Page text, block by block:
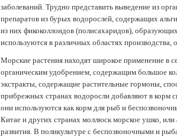
заболеваний. Трудно представить выведение из
препаратов из бурых водорослей, содержащих
из них фикоколлоидов (полисахаридов),
используются в различных областях
Морские растения находят широкое применение в
органическим удобрением, содержащим большое
экстракты, содержащие растительные гормоны,
прибрежных странах водоросли добавляют в корм
они используются как корм для рыб и
Китае и других странах моллюск морское ушко,
развития. В поликультуре с беспозвоночными и